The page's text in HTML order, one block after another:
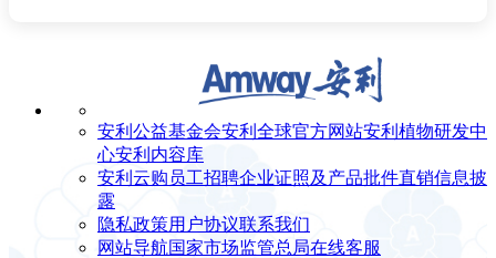
安利公益基金会安利全球官方网站安利植物研发中
心安利内容库
安利云购 员工招聘企业证照及产品批件直销信息披
露
隐私政策用户协议联系我们
网站导航国家市场监管总局在线客服